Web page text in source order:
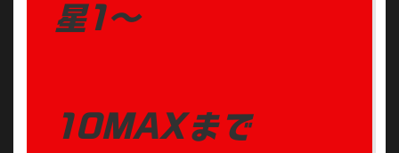
星1〜
10MAXまで